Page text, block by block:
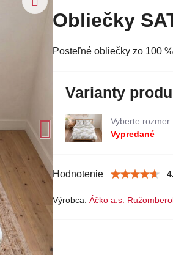
Obliečky
Posteľné obliečky zo 100
Varianty
Vyberte rozmer:
Vypredané
Hodnotenie
Výrobca: Áčko a.s.